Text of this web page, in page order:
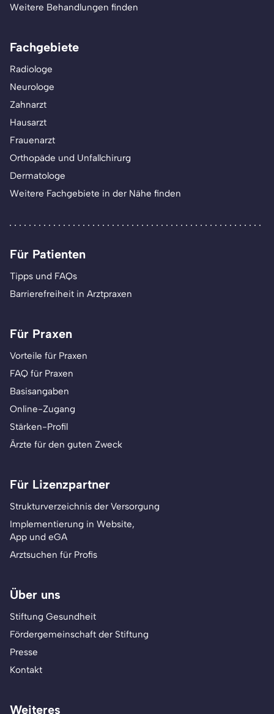
Weitere Behandlungen finden
Fachgebiete
Radiologe
Neurologe
Zahnarzt
Hausarzt
Frauenarzt
Orthopäde und Unfallchirurg
Dermatologe
Weitere Fachgebiete in der Nähe finden
Für Patienten
Tipps und FAQs
Barrierefreiheit in Arztpraxen
Für Praxen
Vorteile für Praxen
FAQ für Praxen
Basisangaben
Online-Zugang
Stärken-Profil
Ärzte für den guten Zweck
Für Lizenzpartner
Strukturverzeichnis der Versorgung
Implementierung in Website,
App und eGA
Arztsuchen für Profis
Über uns
Stiftung Gesundheit
Fördergemeinschaft der Stiftung
Presse
Kontakt
Weiteres